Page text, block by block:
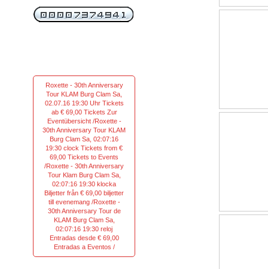
Roxette - 30th Anniversary
Tour KLAM Burg Clam Sa,
02.07.16 19:30 Uhr Tickets
ab € 69,00 Tickets Zur
Eventübersicht /Roxette -
30th Anniversary Tour KLAM
Burg Clam Sa, 02:07:16
19:30 clock Tickets from €
69,00 Tickets to Events
/Roxette - 30th Anniversary
Tour Klam Burg Clam Sa,
02:07:16 19:30 klocka
Biljetter från € 69,00 biljetter
till evenemang /Roxette -
30th Anniversary Tour de
KLAM Burg Clam Sa,
02:07:16 19:30 reloj
Entradas desde € 69,00
Entradas a Eventos /